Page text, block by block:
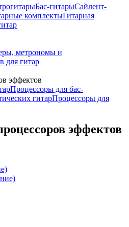
Бас-гитарыСайлент-
комплектыГитарная
метрономы и
для гитар
эффектов
Процессоры для бас-
гитарПроцессоры для
эффектов